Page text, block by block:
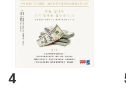
貨。
號，下載書籍後看書
4